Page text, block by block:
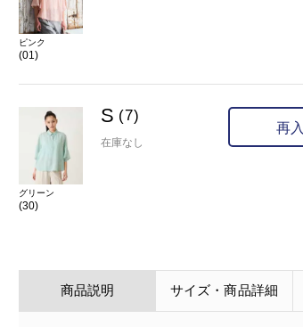
ピンク
(01)
グリーン
(30)
S (7)
在庫なし
再
商品説明 サイズ・商品詳細